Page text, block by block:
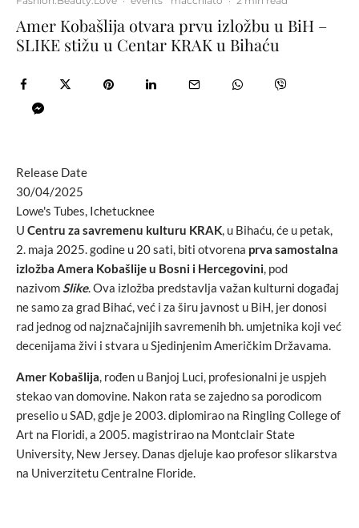
Amer Kobašlija otvara prvu izložbu u BiH –
SLIKE stižu u Centar KRAK u Bihaću
Release Date
30/04/2025
Lowe's Tubes, Ichetucknee
U Centru za savremenu kulturu KRAK, u Bihaću, će u petak,
2. maja 2025. godine u 20 sati, biti otvorena prva samostalna
izložba Amera Kobašlije u Bosni i Hercegovini, pod
nazivomSlike. Ova izložba predstavlja važan kulturni događaj
ne samo za grad Bihać, već i za širu javnost u BiH, jer donosi
rad jednog od najznačajnijih savremenih bh. umjetnika koji već
decenijama živi i stvara u Sjedinjenim Američkim Državama.
Amer Kobašlija, rođen u Banjoj Luci, profesionalni je uspjeh
stekao van domovine. Nakon rata se zajedno sa porodicom
preselio u SAD, gdje je 2003. diplomirao na Ringling College of
Art na Floridi, a 2005. magistrirao na Montclair State
University, New Jersey. Danas djeluje kao profesor slikarstva
na Univerzitetu Centralne Floride.